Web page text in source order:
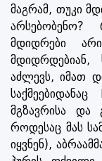
მაგრამ, თუკი
არსებობენო?
მდიდრები
აძლევს, იმათ
მგზავრისა
როდესაც მას
იყვნენ),